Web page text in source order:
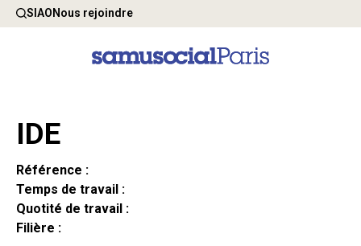
SIAONous rejoindre
IDE
Référence :
Temps de travail :
Quotité de travail :
Filière :